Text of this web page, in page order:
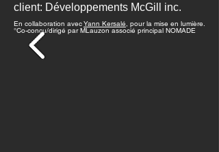
client: Développements McGill inc.
En collaboration avecYann Kersalé, pour la mise en lumière.
°Co-conçu/dirigé parMLauzon associé principal NOMADE